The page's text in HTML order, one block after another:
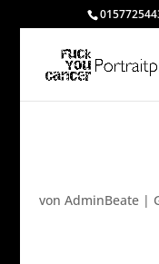
von AdminBeate|